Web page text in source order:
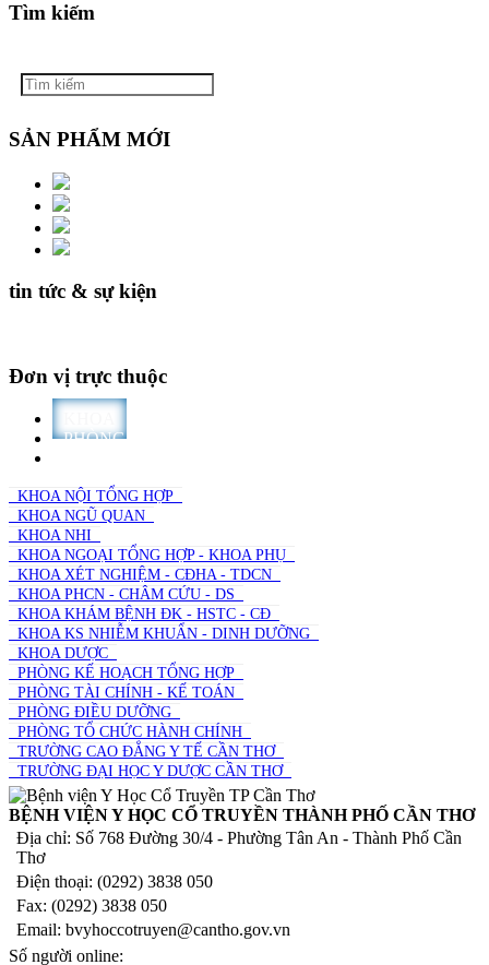
Tìm kiếm
SẢN PHẨM MỚI
tin tức & sự kiện
Đơn vị trực thuộc
PHÒNG
KHOA NỘI TỔNG HỢP
KHOA NGŨ QUAN
KHOA NHI
KHOA NGOẠI TỔNG HỢP - KHOA PHỤ
KHOA XÉT NGHIỆM - CĐHA - TDCN
KHOA PHCN - CHÂM CỨU - DS
KHOA KHÁM BỆNH ĐK - HSTC - CĐ
KHOA KS NHIỄM KHUẨN - DINH DƯỠNG
KHOA DƯỢC
PHÒNG KẾ HOẠCH TỔNG HỢP
PHÒNG TÀI CHÍNH - KẾ TOÁN
PHÒNG ĐIỀU DƯỠNG
PHÒNG TỔ CHỨC HÀNH CHÍNH
TRƯỜNG CAO ĐẲNG Y TẾ CẦN THƠ
TRƯỜNG ĐẠI HỌC Y DƯỢC CẦN THƠ
BỆNH VIỆN Y HỌC CỔ TRUYỀN THÀNH PHỐ CẦN THƠ
Địa chỉ: Số 768 Đường 30/4 - Phường Tân An - Thành Phố Cần
Thơ
Điện thoại: (0292) 3838 050
Fax: (0292) 3838 050
Email: bvyhoccotruyen@cantho.gov.vn
Số người online: